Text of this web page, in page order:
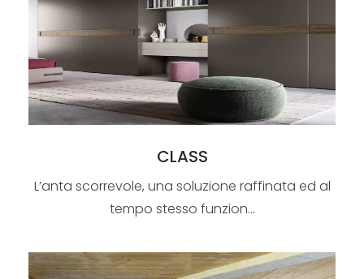
CLASS
L’anta scorrevole, una soluzione raffinata ed al
tempo stesso funzion...